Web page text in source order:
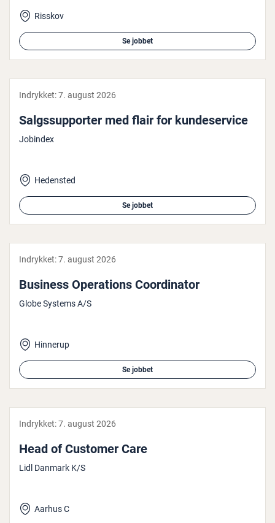
Risskov
Se jobbet
Indrykket:7. august 2026
Salgs­sup­por­ter med flair for kun­de­ser­vi­ce
Jobindex
Hedensted
Se jobbet
Indrykket:7. august 2026
Business Ope­ra­tions Co­or­di­na­tor
Globe Systems A/S
Hinnerup
Se jobbet
Indrykket:7. august 2026
Head of Customer Care
Lidl Danmark K/S
Aarhus C